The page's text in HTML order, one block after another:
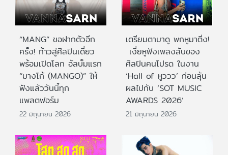
“MANG” ขอฝากตัวอีก
ครั้ง! ก้าวสู่ศิลปินเดี่ยว
พร้อมเปิดโลก อัลบั้มแรก
“มางโก้ (MANGO)” ให้
ฟังแล้ววันนี้ทุก
แพลตฟอร์ม
22 มิถุนายน 2026
เตรียมตามาดู พกหูมาติ่ง!
เงี่ยหูฟังเพลงลับของ
ศิลปินคนโปรด ในงาน
‘Hall of หูววว’ ก่อนลุ้น
ผลไปกับ ‘SOT MUSIC
AWARDS 2026’
21 มิถุนายน 2026